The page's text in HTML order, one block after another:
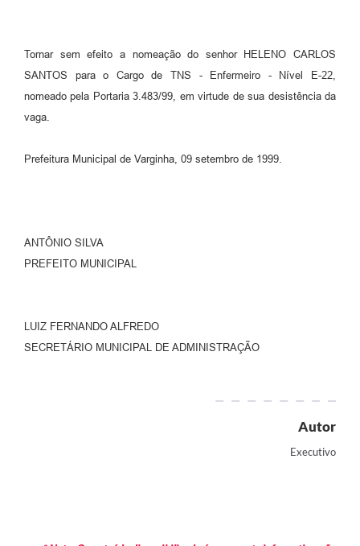
Tornar sem efeito a nomeação do senhor HELENO CARLOS
SANTOS para o Cargo de TNS - Enfermeiro - Nível E-22,
nomeado pela Portaria 3.483/99, em virtude de sua desistência da
vaga.
Prefeitura Municipal de Varginha, 09 setembro de 1999.
ANTÔNIO SILVA
PREFEITO MUNICIPAL
LUIZ FERNANDO ALFREDO
SECRETÁRIO MUNICIPAL DE ADMINISTRAÇÃO
Autor
Executivo